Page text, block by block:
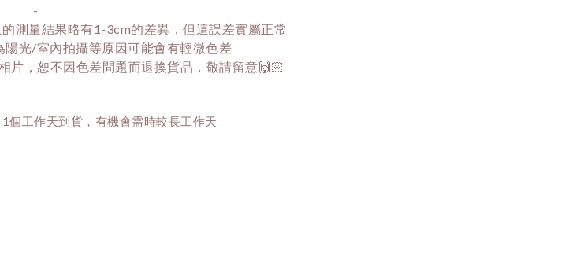
-
測量結果略有1-3cm的差異，但這誤差實屬正常
光/室內拍攝等原因可能會有輕微色差
片，恕不因色差問題而退換貨品，敬請留意🙌🏻
工作天到貨，有機會需時較長工作天